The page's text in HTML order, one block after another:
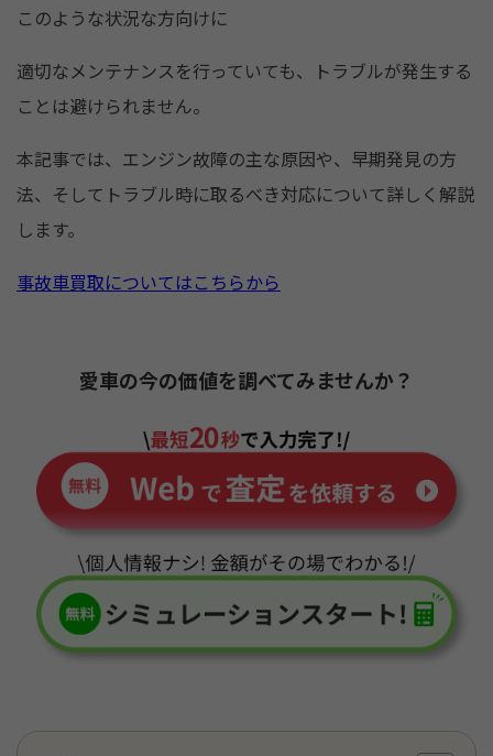
o
このような状況な方向けに
適切なメンテナンスを行っていても、トラブルが発生する
ことは避けられません。
本記事では、エンジン故障の主な原因や、早期発見の方
法、そしてトラブル時に取るべき対応について詳しく解説
します。
事故車買取についてはこちらから
愛車の今の価値を調べてみませんか？